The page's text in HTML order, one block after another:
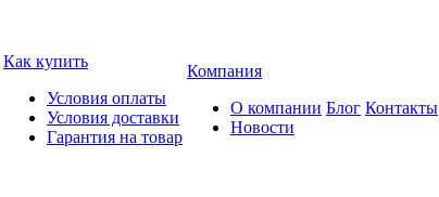
Как купить
Условия оплаты
Условия доставки
Гарантия на товар
Компания
О компании
Новости
Блог Контакты